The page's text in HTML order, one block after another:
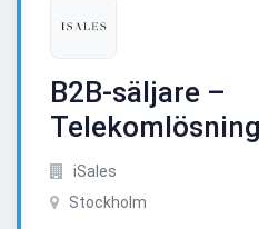
B2B-säljare –
iSales
Stockholm